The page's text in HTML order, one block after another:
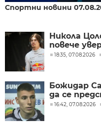
Спортни новини
Никола
повече
18:35, 07.08.2026
Божидар
да се
16:42, 07.08.2026